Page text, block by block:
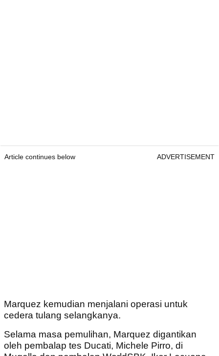
Article continues below ADVERTISEMENT
Marquez kemudian menjalani operasi untuk
cedera tulang selangkanya.
Selama masa pemulihan, Marquez digantikan
oleh pembalap tes Ducati, Michele Pirro, di